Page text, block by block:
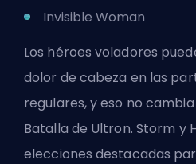
Invisible Woman
Los héroes voladores
dolor de cabeza en las
regulares, y eso no
Batalla de Ultron. Storm y
elecciones destacadas